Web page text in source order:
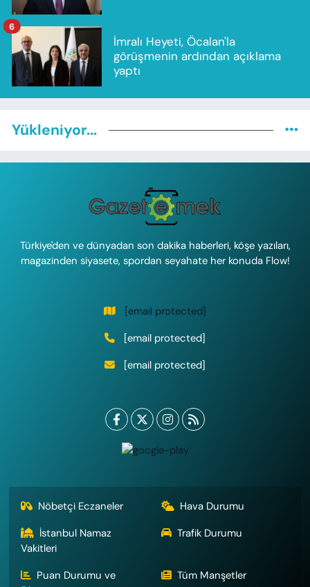
İmralı Heyeti, Öcalan'la
görüşmenin ardından açıklama
yaptı
6
Yükleniyor...
Türkiye'den ve dünyadan son dakika haberleri, köşe yazıları,
magazinden siyasete, spordan seyahate her konuda Flow!
[email protected]
[email protected]
[email protected]
Nöbetçi Eczaneler
Hava Durumu
İstanbul Namaz
Vakitleri
Trafik Durumu
Puan Durumu ve
Tüm Manşetler